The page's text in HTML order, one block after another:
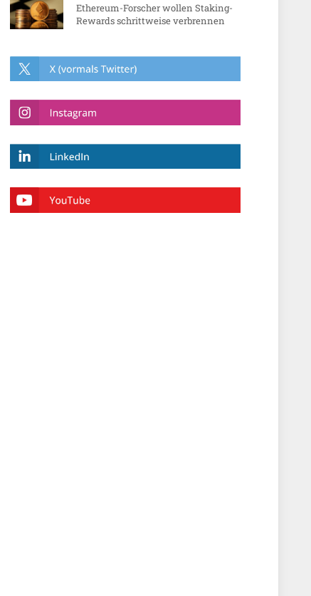
Ethereum-Forscher wollen Staking-
Rewards schrittweise verbrennen